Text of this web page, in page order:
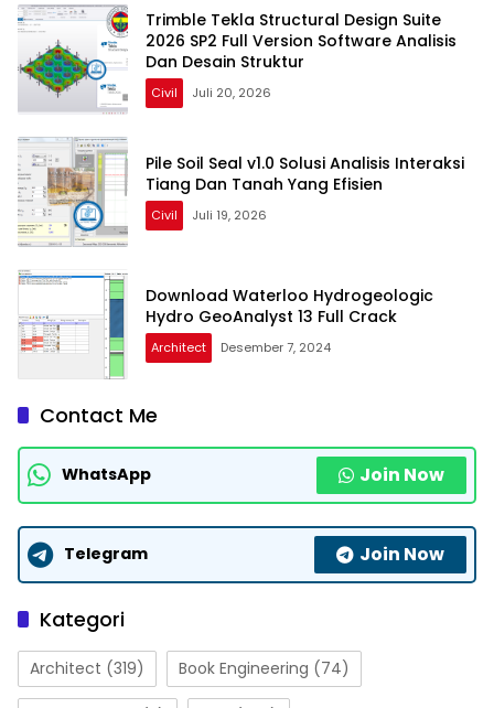
Trimble Tekla Structural Design Suite
2026 SP2 Full Version Software Analisis
Dan Desain Struktur
Civil Juli 20, 2026
Pile Soil Seal v1.0 Solusi Analisis Interaksi
Tiang Dan Tanah Yang Efisien
Civil Juli 19, 2026
Download Waterloo Hydrogeologic
Hydro GeoAnalyst 13 Full Crack
Architect Desember 7, 2024
Contact Me
WhatsApp Join Now
Telegram Join Now
Kategori
Architect (319) Book Engineering (74)